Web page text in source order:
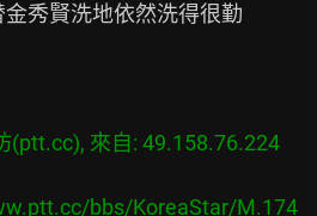
秀賢洗地依然洗得很勤
(ptt.cc), 來自: 49.158.76.224
bbs/KoreaStar/M.174